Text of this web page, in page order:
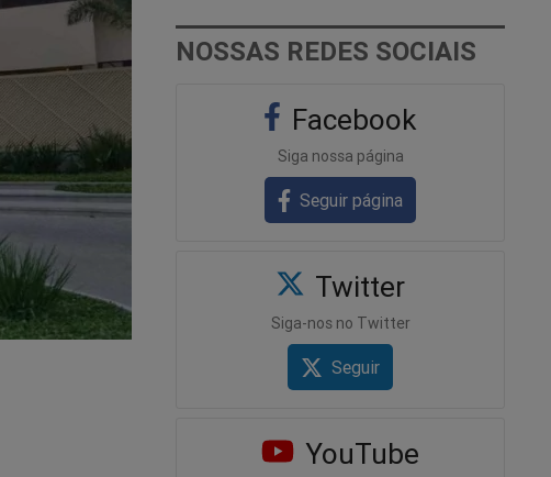
NOSSAS REDES SOCIAIS
Facebook
Siga nossa página
Seguir página
Twitter
Siga-nos no Twitter
Seguir
YouTube